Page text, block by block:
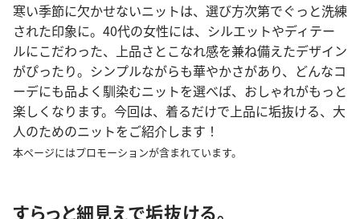
寒い季節に欠かせないニットは、選び方次第でぐっと洗練
された印象に。40代の女性には、シルエットやディテー
ルにこだわった、上品さとこなれ感を兼ね備えたデザイン
がぴったり。シンプルながらも華やかさがあり、どんなコ
ーデにも品よく馴染むニットを選べば、おしゃれがもっと
楽しくなります。今回は、着るだけで上品に垢抜ける、大
人のためのニットをご紹介します！
本ページにはプロモーションが含まれています。
すらっと細見えで垢抜ける。